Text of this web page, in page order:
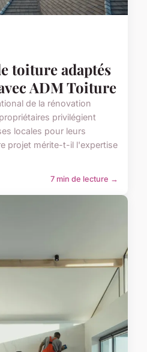
toiture adaptés
ADM Toiture
de la rénovation
privilégient
locales pour leurs
projet mérite-t-il l'expertise
7 min de lecture →